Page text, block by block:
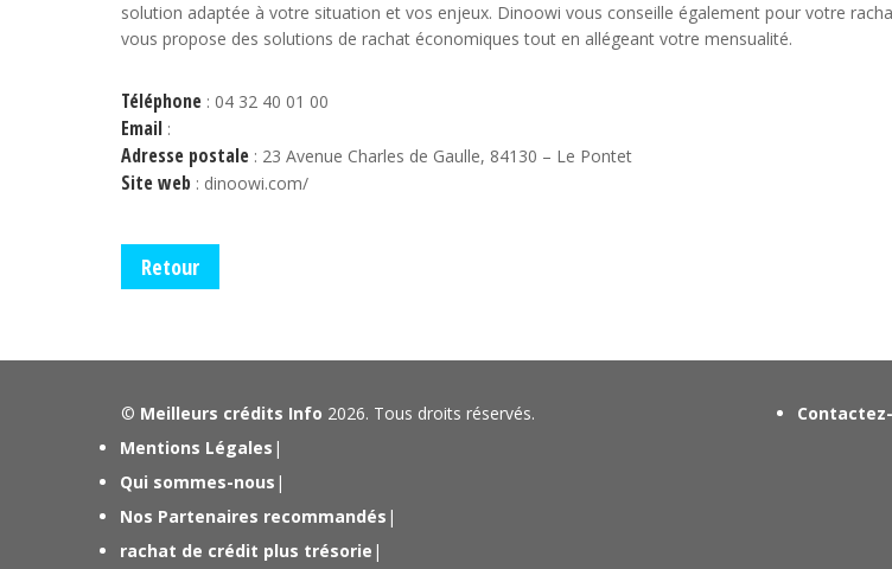
solution adaptée à votre situation et vos enjeux. Dinoowi vous conseille également pour votre
vous propose des solutions de rachat économiques tout en allégeant votre mensualité.
Téléphone : 04 32 40 01 00
Email :
Adresse postale : 23 Avenue Charles de Gaulle, 84130 – Le Pontet
Site web : dinoowi.com/
Retour
© Meilleurs crédits Info 2026. Tous droits réservés.
Mentions Légales |
Qui sommes-nous |
Nos Partenaires recommandés |
rachat de crédit plus trésorie |